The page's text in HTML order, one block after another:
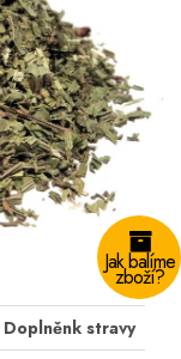
Jak balíme
zboží?
Doplněnk stravy